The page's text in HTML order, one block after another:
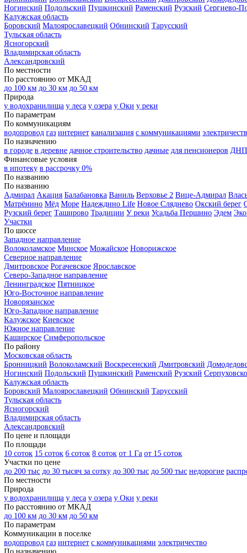
Ногинский Подольский Пушкинский Раменский Рузский Сергиево-
Калужская область
Боровский Малоярославецкий Обнинский Тарусский
Тульская область
Ясногорский
Владимирская область
Александровский
По местности
По расстоянию от МКАД
до 100 км до 30 км до 50 км
Природа
у водохранилища у леса у озера у Оки у реки
По параметрам
По коммуникациям
водопровод газ интернет канализация с коммуникациями
По назначению
в городе в деревне дачное строительство дачные для пенсионеров ДНП
Финансовые условия
в ипотеку в рассрочку 0%
По названию
По названию
Адмирал Акация Балабановка Ваниль Верховье 2 Вице-Адмирал
Матрёнино Мёд Море Надеждино Life Новое Сляднево Окский берег
Рузский берег Таширово Традиции У реки Усадьба Першино Эдем Эко
Участки
По шоссе
Западное направление
Волоколамское Минское Можайское Новорижское
Северное направление
Дмитровское Рогачевское Ярославское
Северо-Западное направление
Ленинградское Пятницкое
Юго-Восточное направление
Новорязанское
Юго-Западное направление
Калужское Киевское
Южное направление
Каширское Симферопольское
По району
Московская область
Бронницкий Волоколамский Воскресенский Дмитровский
Ногинский Подольский Пушкинский Раменский Рузский
Калужская область
Боровский Малоярославецкий Обнинский Тарусский
Тульская область
Ясногорский
Владимирская область
Александровский
По цене и площади
По площади
10 соток 15 соток 6 соток 8 соток от 1 Га от 15 соток
Участки по цене
до 200 тыс до 30 тысяч за сотку до 300 тыс до 500 тыс недорогие
По местности
Природа
у водохранилища у леса у озера у Оки у реки
По расстоянию от МКАД
до 100 км до 30 км до 50 км
По параметрам
Коммуникации в поселке
водопровод газ интернет с коммуникациями электричество
По назначению